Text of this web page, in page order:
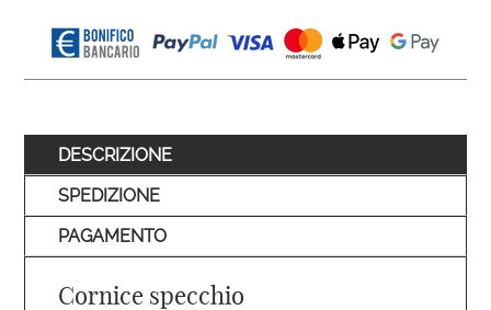
DESCRIZIONE
SPEDIZIONE
PAGAMENTO
Cornice specchio